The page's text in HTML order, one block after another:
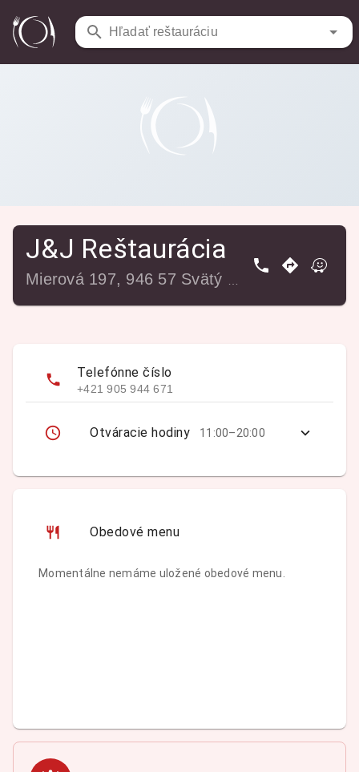
Hľadať reštauráciu
Reštaurácie / J&J Reštaurácia
J&J Reštaurácia
Telefónne číslo
+421 905 944 671
Otváracie hodiny 11:00–20:00
Obedové menu
Momentálne nemáme uložené obedové menu.